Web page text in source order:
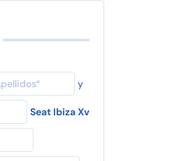
y
Seat Ibiza Xv